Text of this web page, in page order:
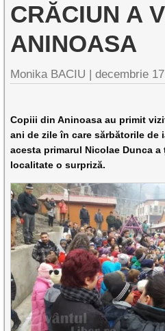
CRĂCIUN A
ANINOASA
Monika BACIU |decembrie
Copiii din Aninoasa au primit
ani de zile în care sărbătorile de
acesta primarul Nicolae Dunca
localitate o surpriză.